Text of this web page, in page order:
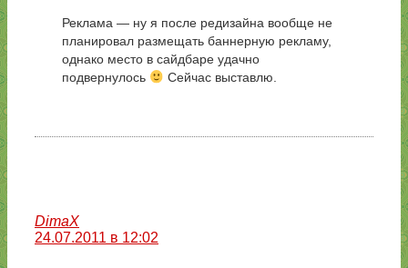
Реклама — ну я после редизайна вообще не
планировал размещать баннерную рекламу,
однако место в сайдбаре удачно
подвернулось
Сейчас выставлю.
DimaX
24.07.2011 в 12:02